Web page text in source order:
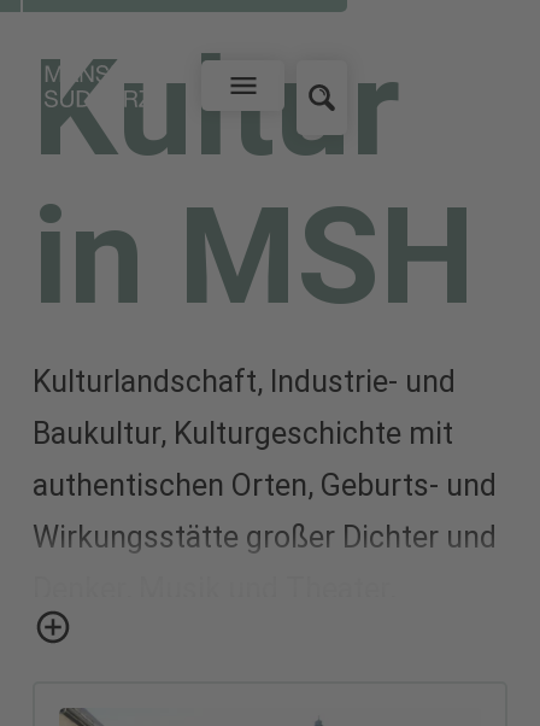
Kultur
in MSH
Kulturlandschaft, Industrie- und
Baukultur, Kulturgeschichte mit
authentischen Orten, Geburts- und
Wirkungsstätte großer Dichter und
Traditionspflege - die Liste der